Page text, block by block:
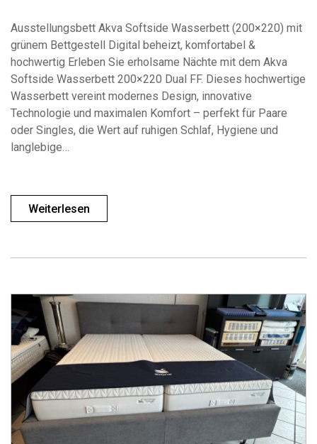
Ausstellungsbett Akva Softside Wasserbett (200×220) mit
grünem Bettgestell Digital beheizt, komfortabel &
hochwertig Erleben Sie erholsame Nächte mit dem Akva
Softside Wasserbett 200×220 Dual FF. Dieses hochwertige
Wasserbett vereint modernes Design, innovative
Technologie und maximalen Komfort – perfekt für Paare
oder Singles, die Wert auf ruhigen Schlaf, Hygiene und
langlebige…
Weiterlesen